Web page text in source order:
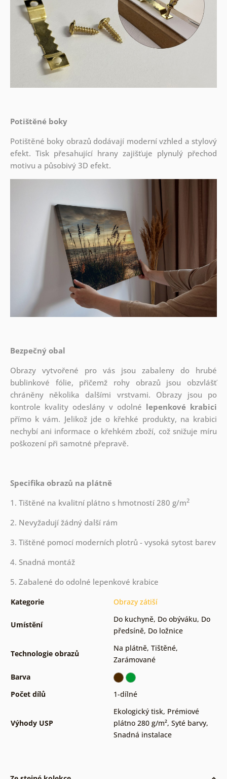
Potištěné boky
Potištěné boky obrazů dodávají moderní vzhled a stylový
efekt. Tisk přesahující hrany zajišťuje plynulý přechod
motivu a působivý 3D efekt.
Bezpečný obal
Obrazy vytvořené pro vás jsou zabaleny do hrubé
bublinkové fólie, přičemž rohy obrazů jsou obzvlášť
chráněny několika dalšími vrstvami. Obrazy jsou po
kontrole kvality odeslány v odolné lepenkové krabici
přímo k vám. Jelikož jde o křehké produkty, na krabici
nechybí ani informace o křehkém zboží, což snižuje míru
poškození při samotné přepravě.
Specifika obrazů na plátně
1. Tištěné na kvalitní plátno s hmotností 280 g/m2
2. Nevyžadují žádný další rám
3. Tištěné pomocí moderních plotrů - vysoká sytost barev
4. Snadná montáž
5. Zabalené do odolné lepenkové krabice
Kategorie Obrazy zátiší
Umístění
Do kuchyně, Do obýváku, Do
předsíně, Do ložnice
Technologie obrazů
Na plátně, Tištěné,
Zarámované
Barva
Počet dílů
1-dílné
Výhody USP
Ekologický tisk, Prémiové
plátno 280 g/m², Syté barvy,
Snadná instalace